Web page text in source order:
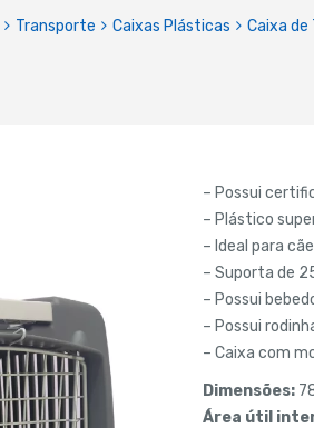
Transporte Caixas Plásticas Caixa de
– Possui
– Plástico
– Ideal para
– Suporta de
– Possui
– Possui
– Caixa com
Dimensões:
Área útil